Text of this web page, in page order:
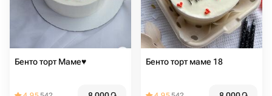
Бенто торт Маме♥️ Бенто торт маме 18